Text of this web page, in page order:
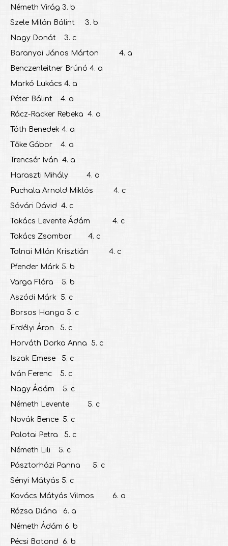
Németh Virág 3. b
Szele Milán Bálint 3. b
Nagy Donát 3. c
Baranyai János Márton 4. a
Benczenleitner Brúnó 4. a
Markó Lukács 4. a
Péter Bálint 4. a
Rácz-Racker Rebeka 4. a
Tóth Benedek 4. a
Tőke Gábor 4. a
Trencsér Iván 4. a
Haraszti Mihály 4. a
Puchala Arnold Miklós 4. c
Sóvári Dávid 4. c
Takács Levente Ádám 4. c
Takács Zsombor 4. c
Tolnai Milán Krisztián 4. c
Pfender Márk 5. b
Varga Flóra 5. b
Aszódi Márk 5. c
Borsos Hanga 5. c
Erdélyi Áron 5. c
Horváth Dorka Anna 5. c
Iszak Emese 5. c
Iván Ferenc 5. c
Nagy Ádám 5. c
Németh Levente 5. c
Novák Bence 5. c
Palotai Petra 5. c
Németh Lili 5. c
Pásztorházi Panna 5. c
Sényi Mátyás 5. c
Kovács Mátyás Vilmos 6. a
Rózsa Diána 6. a
Németh Ádám 6. b
Pécsi Botond 6. b